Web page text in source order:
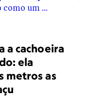
a cachoeira
ela
metros as